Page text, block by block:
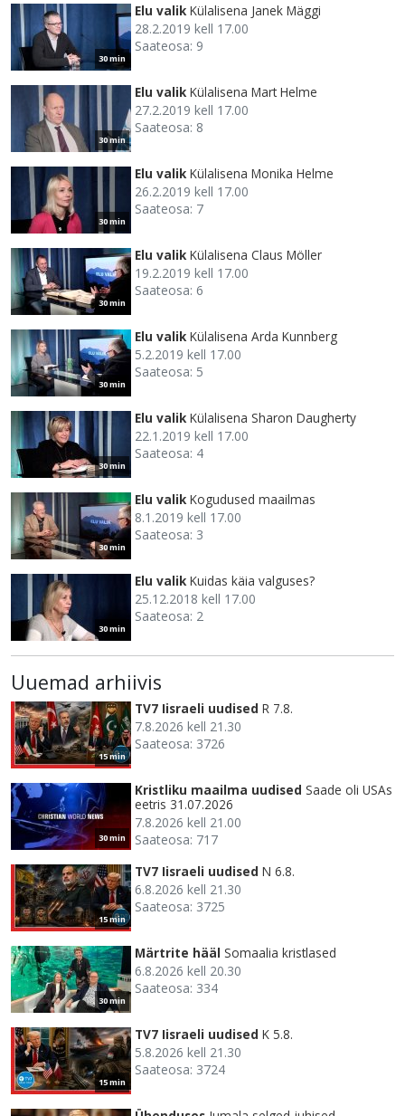
30 min
Elu valik Külalisena Janek Mäggi
28.2.2019 kell 17.00
Saateosa: 9
30 min
Elu valik Külalisena Mart Helme
27.2.2019 kell 17.00
Saateosa: 8
30 min
Elu valik Külalisena Monika Helme
26.2.2019 kell 17.00
Saateosa: 7
30 min
Elu valik Külalisena Claus Möller
19.2.2019 kell 17.00
Saateosa: 6
30 min
Elu valik Külalisena Arda Kunnberg
5.2.2019 kell 17.00
Saateosa: 5
30 min
Elu valik Külalisena Sharon Daugherty
22.1.2019 kell 17.00
Saateosa: 4
30 min
Elu valik Kogudused maailmas
8.1.2019 kell 17.00
Saateosa: 3
30 min
Elu valik Kuidas käia valguses?
25.12.2018 kell 17.00
Saateosa: 2
Uuemad arhiivis
15 min
TV7 Iisraeli uudised R 7.8.
7.8.2026 kell 21.30
Saateosa: 3726
30 min
Kristliku maailma uudised Saade oli USAs
eetris 31.07.2026
7.8.2026 kell 21.00
Saateosa: 717
15 min
TV7 Iisraeli uudised N 6.8.
6.8.2026 kell 21.30
Saateosa: 3725
30 min
Märtrite hääl Somaalia kristlased
6.8.2026 kell 20.30
Saateosa: 334
15 min
TV7 Iisraeli uudised K 5.8.
5.8.2026 kell 21.30
Saateosa: 3724